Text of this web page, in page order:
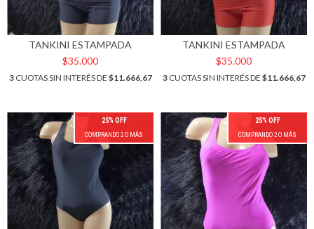
TANKINI ESTAMPADA
$35.000
3CUOTAS SIN INTERÉS DE $11.666,67
TANKINI ESTAMPADA
$35.000
3CUOTAS SIN INTERÉS DE $11.666,67
25% OFF
COMPRANDO 2 O MÁS
25% OFF
COMPRANDO 2 O MÁS